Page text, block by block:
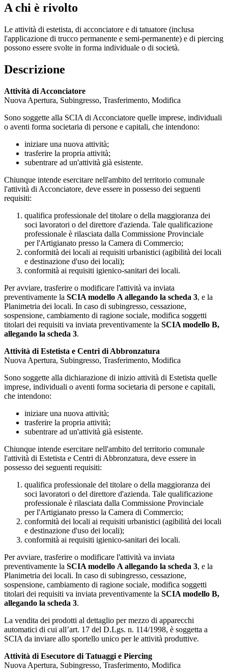
A chi è rivolto
Le attività di estetista, di acconciatore e di tatuatore (inclusa
l'applicazione di trucco permanente e semi-permanente) e di piercing
possono essere svolte in forma individuale o di società.
Descrizione
Attività di Acconciatore
Nuova Apertura, Subingresso, Trasferimento, Modifica
Sono soggette alla SCIA di Acconciatore quelle imprese, individuali
o aventi forma societaria di persone e capitali, che intendono:
iniziare una nuova attività;
trasferire la propria attività;
subentrare ad un'attività già esistente.
Chiunque intende esercitare nell'ambito del territorio comunale
l'attività di Acconciatore, deve essere in possesso dei seguenti
requisiti:
qualifica professionale del titolare o della maggioranza dei
soci lavoratori o del direttore d'azienda. Tale qualificazione
professionale è rilasciata dalla Commissione Provinciale
per l'Artigianato presso la Camera di Commercio;
conformità dei locali ai requisiti urbanistici (agibilità dei locali
e destinazione d'uso dei locali);
conformità ai requisiti igienico-sanitari dei locali.
Per avviare, trasferire o modificare l'attività va inviata
preventivamente la SCIA modello A allegando la scheda 3, e la
Planimetria dei locali. In caso di subingresso, cessazione,
sospensione, cambiamento di ragione sociale, modifica soggetti
titolari dei requisiti va inviata preventivamente la SCIA modello B,
allegando la scheda 3.
Attività di Estetista e Centri di Abbronzatura
Nuova Apertura, Subingresso, Trasferimento, Modifica
Sono soggette alla dichiarazione di inizio attività di Estetista quelle
imprese, individuali o aventi forma societaria di persone e capitali,
che intendono:
iniziare una nuova attività;
trasferire la propria attività;
subentrare ad un'attività già esistente.
Chiunque intende esercitare nell'ambito del territorio comunale
l'attività di Estetista e Centri di Abbronzatura, deve essere in
possesso dei seguenti requisiti:
qualifica professionale del titolare o della maggioranza dei
soci lavoratori o del direttore d'azienda. Tale qualificazione
professionale è rilasciata dalla Commissione Provinciale
per l'Artigianato presso la Camera di Commercio;
conformità dei locali ai requisiti urbanistici (agibilità dei locali
e destinazione d'uso dei locali);
conformità ai requisiti igienico-sanitari dei locali.
Per avviare, trasferire o modificare l'attività va inviata
preventivamente la SCIA modello A allegando la scheda 3, e la
Planimetria dei locali. In caso di subingresso, cessazione,
sospensione, cambiamento di ragione sociale, modifica soggetti
titolari dei requisiti va inviata preventivamente la SCIA modello B,
allegando la scheda 3.
La vendita dei prodotti al dettaglio per mezzo di apparecchi
automatici di cui all’art. 17 del D.Lgs. n. 114/1998, è soggetta a
SCIA da inviare allo sportello unico per le attività produttive.
Attività di Esecutore di Tatuaggi e Piercing
Nuova Apertura, Subingresso, Trasferimento, Modifica